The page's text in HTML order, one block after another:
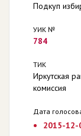
Подкуп
УИК №
784
ТИК
Иркутская
комиссия
Дата
2015-12-